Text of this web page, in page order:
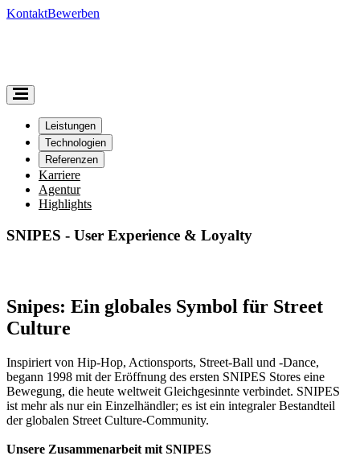
KontaktBewerben
Leistungen
Technologien
Referenzen
Karriere
Agentur
Highlights
SNIPES - User Experience & Loyalty
Snipes: Ein globales Symbol für Street
Culture
Inspiriert von Hip-Hop, Actionsports, Street-Ball und -Dance,
begann 1998 mit der Eröffnung des ersten SNIPES Stores eine
Bewegung, die heute weltweit Gleichgesinnte verbindet. SNIPES
ist mehr als nur ein Einzelhändler; es ist ein integraler Bestandteil
der globalen Street Culture-Community.
Unsere Zusammenarbeit mit SNIPES